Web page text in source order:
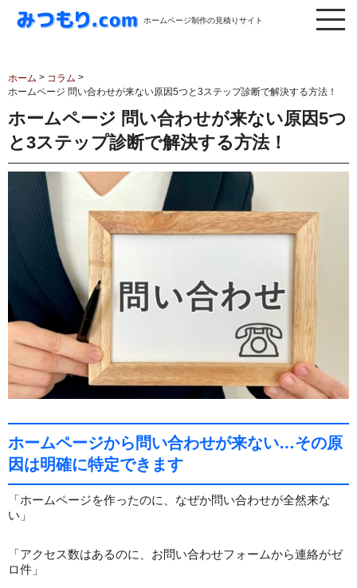
ホームページ制作の見積りサイト
ホーム > コラム >
ホームページ 問い合わせが来ない原因5つと3ステップ診断で解決する方法！
ホームページ 問い合わせが来ない原因5つ
と3ステップ診断で解決する方法！
ホームページから問い合わせが来ない…その原
因は明確に特定できます
「ホームページを作ったのに、なぜか問い合わせが全然来な
い」
「アクセス数はあるのに、お問い合わせフォームから連絡がゼ
ロ件」